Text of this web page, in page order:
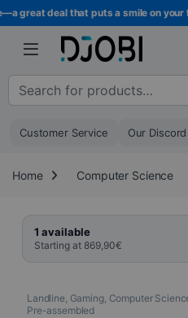
Skip to navigation
Skip to content
deal that puts a smile on your
Search for :
Customer Service Our Discord
Home Computer Science
1 available
Starting at 869,90€
Landline, Gaming, Computer
Pre-assembled